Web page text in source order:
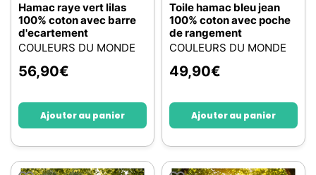
Hamac raye vert lilas
100% coton avec barre
d'ecartement
COULEURS DU MONDE
56,90€
Ajouter au panier
Toile hamac bleu jean
100% coton avec poche
de rangement
COULEURS DU MONDE
49,90€
Ajouter au panier